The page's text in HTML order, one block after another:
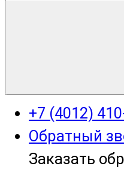
+7 (4012)
Обратный
Заказать